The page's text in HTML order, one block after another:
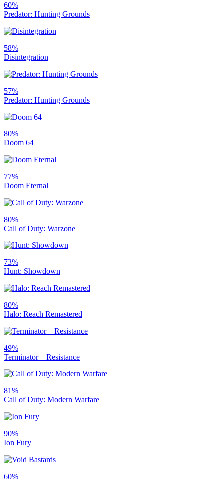
60%
Predator: Hunting Grounds
58%
Disintegration
57%
Predator: Hunting Grounds
80%
Doom 64
77%
Doom Eternal
80%
Call of Duty: Warzone
73%
Hunt: Showdown
80%
Halo: Reach Remastered
49%
Terminator – Resistance
81%
Call of Duty: Modern Warfare
90%
Ion Fury
60%